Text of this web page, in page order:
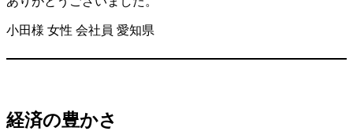
小田様 女性 会社員 愛知県
経済の豊かさ